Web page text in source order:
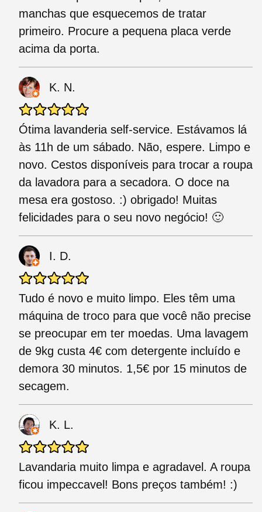
manchas que esquecemos de tratar
primeiro. Procure a pequena placa verde
acima da porta.
K. N.
Ótima lavanderia self-service. Estávamos lá
às 11h de um sábado. Não, espere. Limpo e
novo. Cestos disponíveis para trocar a roupa
da lavadora para a secadora. O doce na
mesa era gostoso. :) obrigado! Muitas
felicidades para o seu novo negócio! 🙂
I. D.
Tudo é novo e muito limpo. Eles têm uma
máquina de troco para que você não precise
se preocupar em ter moedas. Uma lavagem
de 9kg custa 4€ com detergente incluído e
demora 30 minutos. 1,5€ por 15 minutos de
secagem.
K. L.
Lavandaria muito limpa e agradavel. A roupa
ficou impeccavel! Bons preços também! :)